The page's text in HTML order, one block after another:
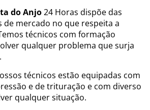
do Anjo24 Horas dispõe das
de mercado no que respeita a
técnicos com formação
qualquer problema que surja
técnicos estão equipadas com
e de trituração e com diverso
qualquer situação.